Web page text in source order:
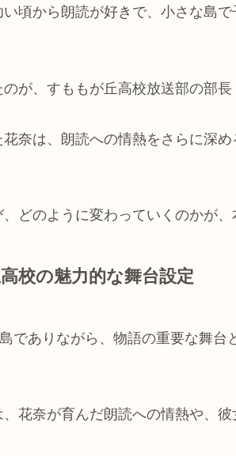
頃から朗読が好きで、小さな島
が、すももが丘高校放送部の部長
奈は、朗読への情熱をさらに深
どのように変わっていくのかが、
校の魅力的な舞台設定
でありながら、物語の重要な舞台
花奈が育んだ朗読への情熱や、